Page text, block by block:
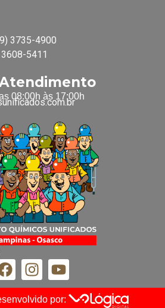
3735-4900
5411
08:00h às 17:00h
por: